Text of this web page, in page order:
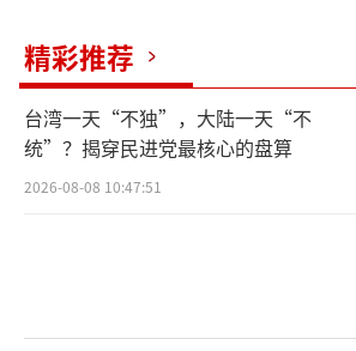
精彩推荐
台湾一天“不独”，大陆一天“不
统”？揭穿民进党最核心的盘算
2026-08-08 10:47:51